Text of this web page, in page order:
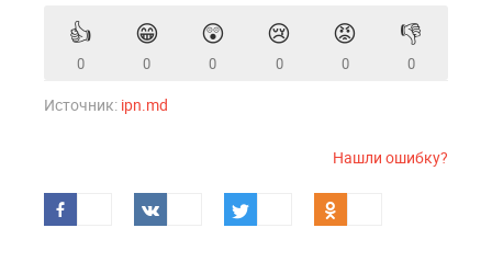
👍
0
😁
0
😲
0
😢
0
😡
0
👎
0
Источник: ipn.md
Нашли ошибку?